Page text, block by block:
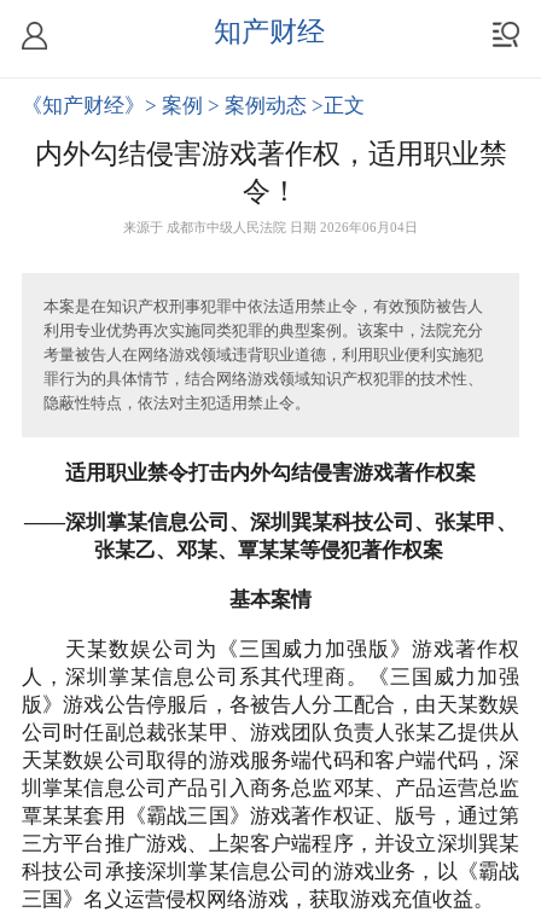
知产财经
《知产财经》 > 案例 > 案例动态 >正文
内外勾结侵害游戏著作权，适用职业禁
令！
来源于 成都市中级人民法院 日期 2026年06月04日
本案是在知识产权刑事犯罪中依法适用禁止令，有效预防被告人
利用专业优势再次实施同类犯罪的典型案例。该案中，法院充分
考量被告人在网络游戏领域违背职业道德，利用职业便利实施犯
罪行为的具体情节，结合网络游戏领域知识产权犯罪的技术性、
隐蔽性特点，依法对主犯适用禁止令。
适用职业禁令打击内外勾结侵害游戏著作权案
——深圳掌某信息公司、深圳巽某科技公司、张某甲、
张某乙、邓某、覃某某等侵犯著作权案
基本案情
天某数娱公司为《三国威力加强版》游戏著作权
人，深圳掌某信息公司系其代理商。《三国威力加强
版》游戏公告停服后，各被告人分工配合，由天某数娱
公司时任副总裁张某甲、游戏团队负责人张某乙提供从
天某数娱公司取得的游戏服务端代码和客户端代码，深
圳掌某信息公司产品引入商务总监邓某、产品运营总监
覃某某套用《霸战三国》游戏著作权证、版号，通过第
三方平台推广游戏、上架客户端程序，并设立深圳巽某
科技公司承接深圳掌某信息公司的游戏业务，以《霸战
三国》名义运营侵权网络游戏，获取游戏充值收益。